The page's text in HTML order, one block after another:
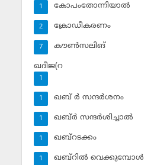
കോപംതോന്നിയാല്‍
1
ക്രോഡീകരണം
2
കൗണ്‍സലിങ്‌
7
ഖദീജ(റ
1
ഖബ് ര്‍ സന്ദര്‍ശനം
1
ഖബ്ര്‍ സന്ദര്‍ശിച്ചാല്‍
1
ഖബ്‌റടക്കം
1
ഖബ്‌റില്‍ വെക്കുമ്പോള്‍
1